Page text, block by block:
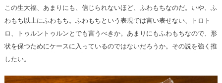
この生大福、あまりにも、信じられないほど、ふわもちなのだ。いや、ふ
わもち以上にふわもち。ふわもちという表現では言い表せない、トロト
ロ、トゥルントゥルンとでも言うべきか。あまりにもふわもちなので、形
状を保つためにケースに入っているのではないだろうか。その説を強く推
したい。